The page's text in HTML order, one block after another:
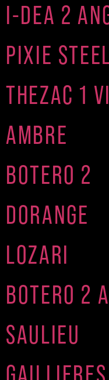
I-DEA 2
PIXIE
THEZAC 1
AMBRE
BOTERO 2
DORANGE
LOZARI
BOTERO 2
SAULIEU